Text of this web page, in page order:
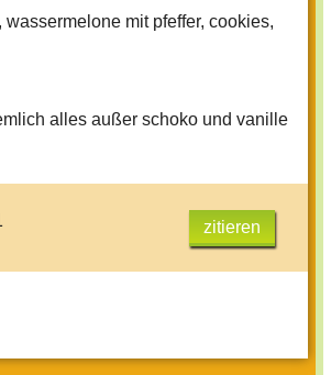
wassermelone mit pfeffer, cookies,
alles außer schoko und vanille
zitieren